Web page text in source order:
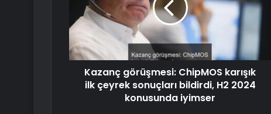
Kazanç görüşmesi: ChipMOS karışık
ilk çeyrek sonuçları bildirdi, H2 2024
konusunda iyimser